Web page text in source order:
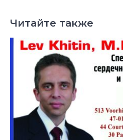
Читайте также